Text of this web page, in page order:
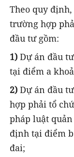
Theo quy
trường hợp
đầu tư gồm:
1) Dự án đầu
tại điểm a
2) Dự án đầu
hợp phải tổ
pháp luật
định tại điểm
đai;